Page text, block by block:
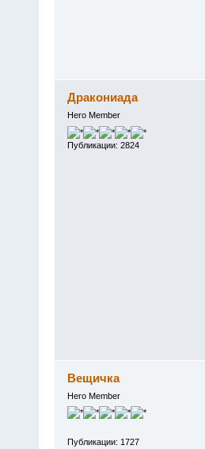
Дракониада
Hero Member
Публикации: 2824
Вещичка
Hero Member
Публикации: 1727